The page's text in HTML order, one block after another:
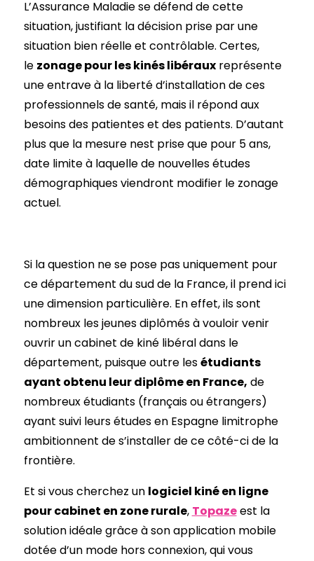
L’Assurance Maladie se défend de cette
situation, justifiant la décision prise par une
situation bien réelle et contrôlable. Certes,
le zonage pour les kinés libérauxreprésente
une entrave à la liberté d’installation de ces
professionnels de santé, mais il répond aux
besoins des patientes et des patients. D’autant
plus que la mesure nest prise que pour 5 ans,
date limite à laquelle de nouvelles études
démographiques viendront modifier le zonage
actuel.
Si la question ne se pose pas uniquement pour
ce département du sud de la France, il prend ici
une dimension particulière. En effet, ils sont
nombreux les jeunes diplômés à vouloir venir
ouvrir un cabinet de kiné libéral dans le
département, puisque outre lesétudiants
ayant obtenu leur diplôme en France, de
nombreux étudiants (français ou étrangers)
ayant suivi leurs études en Espagne limitrophe
ambitionnent de s’installer de ce côté-ci de la
frontière.
Et si vous cherchez un logiciel kiné en ligne
pour cabinet en zone rurale, Topazeest la
solution idéale grâce à son application mobile
dotée d’un mode hors connexion, qui vous